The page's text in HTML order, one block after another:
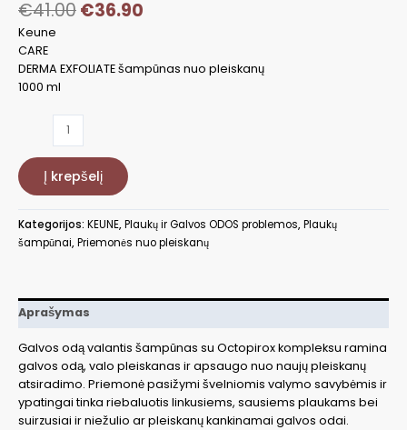
€41.00€36.90
Keune
CARE
DERMA EXFOLIATE šampūnas nuo pleiskanų
1000 ml
produkto
Keune
CARE
DERMA
šampūnas
nuo
ml
Į krepšelį
Kategorijos: KEUNE,Plaukų ir Galvos ODOS problemos,Plaukų
šampūnai,Priemonės nuo pleiskanų
Aprašymas
Galvos odą valantis šampūnas su Octopirox kompleksu ramina
galvos odą, valo pleiskanas ir apsaugo nuo naujų pleiskanų
atsiradimo. Priemonė pasižymi švelniomis valymo savybėmis ir
ypatingai tinka riebaluotis linkusiems, sausiems plaukams bei
suirzusiai ir niežulio ar pleiskanų kankinamai galvos odai.